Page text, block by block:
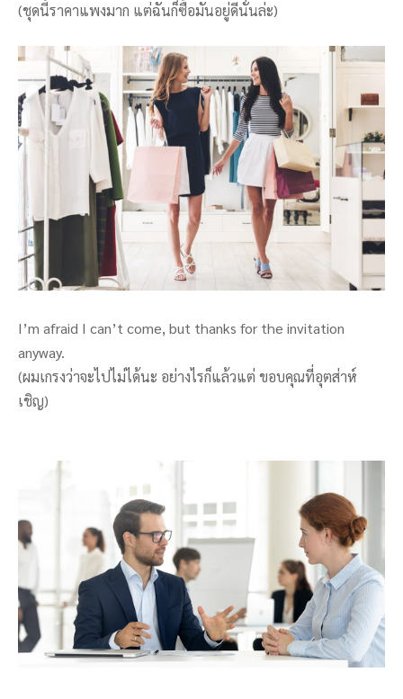
(ชุดนี้ราคาแพงมาก แต่ฉันก็ซื้อมันอยู่ดีนั่นล่ะ)
I’m afraid I can’t come, but thanks for the invitation
anyway.
(ผมเกรงว่าจะไปไม่ได้นะ อย่างไรก็แล้วแต่ ขอบคุณที่อุตส่าห์
เชิญ)